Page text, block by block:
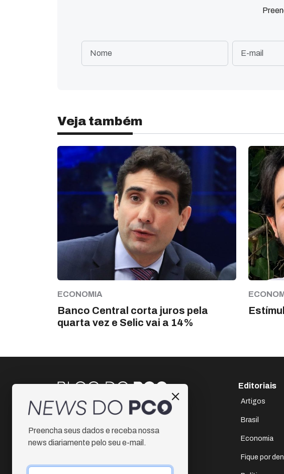
Veja também
ECONOMIA
Banco Central corta juros pela
quarta vez e Selic vai a 14%
Instagram
Facebook
Editoriais
Artigos
Brasil
Economia
Fique por
Preencha seus dados e receba nossa
news diariamente pelo seu e-mail.